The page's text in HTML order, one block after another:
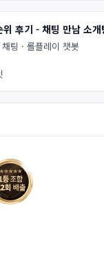
후기 - 채팅 만남 소개
팅 · 롤플레이 챗봇